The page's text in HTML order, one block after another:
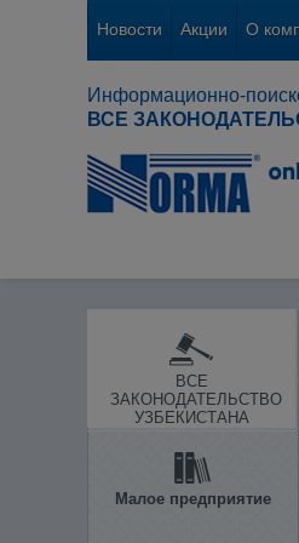
Новости Акции О
Информационно-
ВСЕ
ВСЕ
ЗАКОНОДАТЕЛЬСТВО
УЗБЕКИСТАНА
Малое предприятие